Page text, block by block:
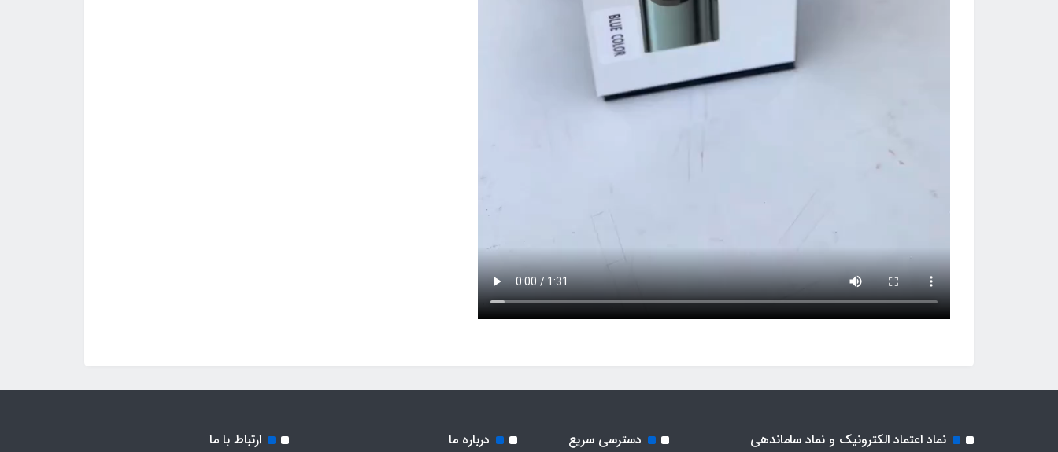
نماد اعتماد الکترونیک و نماد ساماندهی دسترسی سریع درباره ما ارتباط با ما